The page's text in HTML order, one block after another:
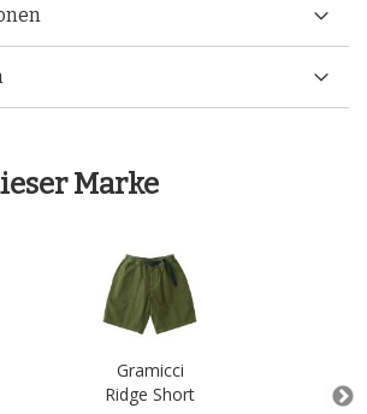
Marke
Gramicci
Ridge Short